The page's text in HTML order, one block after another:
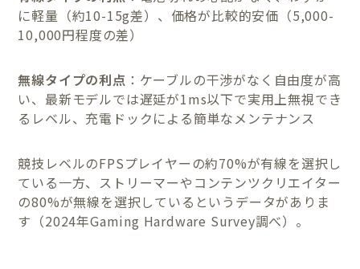
に軽量（約10-15g差）、価格が比較的安価（5,000-
10,000円程度の差）
無線タイプの利点 ：ケーブルの干渉がなく自由度が高
い、最新モデルでは遅延が1ms以下で実用上無視でき
るレベル、充電ドックによる簡単なメンテナンス
競技レベルのFPSプレイヤーの約70%が有線を選択し
ている一方、ストリーマーやコンテンツクリエイター
の80%が無線を選択しているというデータがありま
す（2024年Gaming Hardware Survey調べ）。